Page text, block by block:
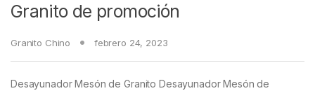
Granito de promoción
Granito Chino febrero 24, 2023
Desayunador Mesón de Granito Desayunador Mesón de